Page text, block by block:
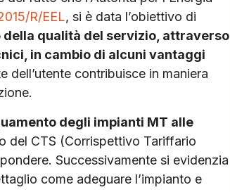
R/EEL, si è data l’obiettivo di
qualità del servizio, attraverso
in cambio di alcuni vantaggi
dell’utente contribuisce in maniera
degli impianti MT alle
del CTS (Corrispettivo Tariffario
Successivamente si evidenzia
come adeguare l’impianto e